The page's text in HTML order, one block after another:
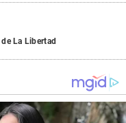
La Libertad